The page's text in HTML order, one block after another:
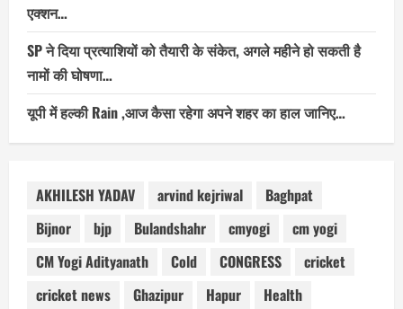
एक्शन…
SP ने दिया प्रत्याशियों को तैयारी के संकेत, अगले महीने हो सकती है
नामों की घोषणा…
यूपी में हल्की Rain ,आज कैसा रहेगा अपने शहर का हाल जानिए…
AKHILESH YADAV arvind kejriwal
Baghpat
Bijnor
bjp Bulandshahr cmyogi
cm yogi
CM Yogi Adityanath
Cold CONGRESS
cricket
cricket news
Ghazipur Hapur
Health